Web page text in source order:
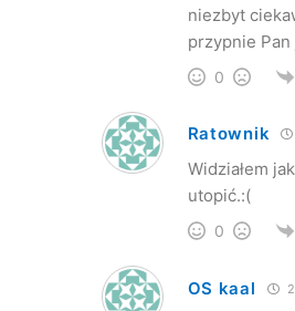
niezbyt
przypnie
0
Ratownik
Widziałem
utopić.:(
0
OS kaal